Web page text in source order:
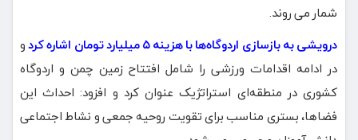
شمار می روند.
درویشی به بازسازی اردوگاه‌ها با هزینه ۵ میلیارد تومان اشاره کرد
و
در ادامه اقدامات ورزشی را شامل افتتاح زمین چمن و اردوگاه
کشوری در منطقه‌ای استراتژیک عنوان کرد و افزود: احداث این
فضاها، بستری مناسب برای تقویت روحیه جمعی و نشاط اجتماعی